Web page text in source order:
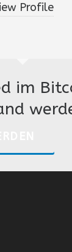
Profile
im